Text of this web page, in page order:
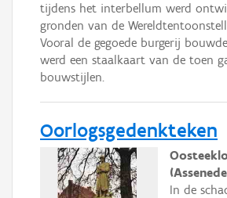
tijdens het interbellum werd
gronden van de
Vooral de gegoede burgerij
werd een staalkaart van de toen
bouwstijlen.
Oorlogsgedenkteken
In de